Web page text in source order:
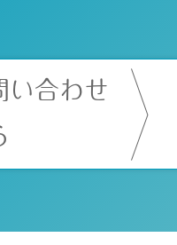
い合わせ